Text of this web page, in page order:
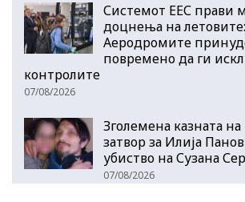
Системот ЕЕС прави
доцнења на летовите:
Аеродромите
повремено да ги
контролите
07/08/2026
Зголемена казната
затвор за Илија
убиство на Сузана
07/08/2026